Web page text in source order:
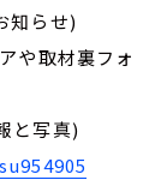
知らせ)
や取材裏フォ
と写真)